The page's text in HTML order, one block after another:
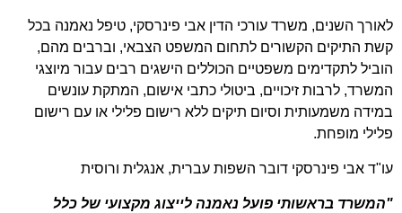
לאורך השנים, משרד עורכי הדין אבי פינרסקי, טיפל נאמנה בכל
קשת התיקים הקשורים לתחום המשפט הצבאי, וברבים מהם,
הוביל לתקדימים משפטיים הכוללים הישגים רבים עבור מיוצגי
המשרד, לרבות זיכויים, ביטולי כתבי אישום, המתקת עונשים
במידה משמעותית וסיום תיקים ללא רישום פלילי או עם רישום
פלילי מופחת.
עו"ד אבי פינרסקי דובר השפות עברית, אנגלית ורוסית
"המשרד בראשותי פועל נאמנה לייצוג מקצועי של כלל